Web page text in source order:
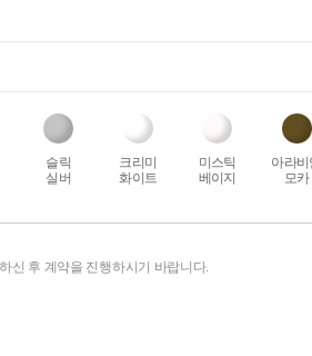
슬릭
실버
크리미
화이트
미스틱
베이지
아라비
모카
신 후 계약을 진행하시기 바랍니다.